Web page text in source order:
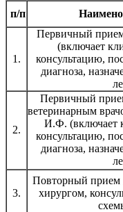
п/п
1.
Первичный
(включает
консультацию,
диагноза,
2.
Первичный
ветеринарным
И.Ф. (включает
консультацию,
диагноза,
3.
Повторный прием
хирургом,